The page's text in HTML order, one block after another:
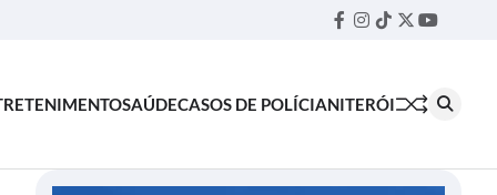
Facebook
Instagram
TikTok
TwitterYouTube
SAÚDECASOS DE POLÍCIANITERÓI